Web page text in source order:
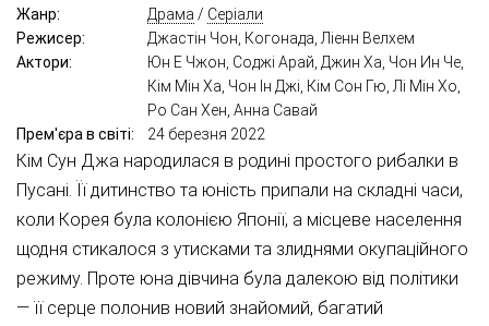
Жанр:
Драма / Серіали
Режисер:
Джастін Чон, Когонада, Ліенн Велхем
Актори:
Юн Е Чжон, Соджі Арай, Джин Ха, Чон Ин Че,
Кім Мін Ха, Чон Ін Джі, Кім Сон Гю, Лі Мін Хо,
Ро Сан Хен, Анна Савай
Прем'єра в світі:
24 березня 2022
Кім Сун Джа народилася в родині простого рибалки в
Пусані. Її дитинство та юність припали на складні часи,
коли Корея була колонією Японії, а місцеве населення
щодня стикалося з утисками та злиднями окупаційного
режиму. Проте юна дівчина була далекою від політики
— її серце полонив новий знайомий, багатий